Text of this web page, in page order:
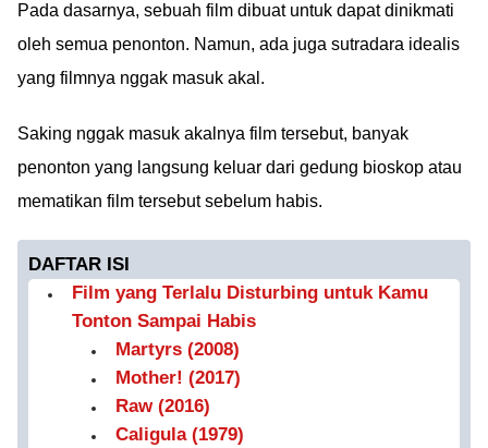
Pada dasarnya, sebuah film dibuat untuk dapat dinikmati
oleh semua penonton. Namun, ada juga sutradara idealis
yang filmnya nggak masuk akal.
Saking nggak masuk akalnya film tersebut, banyak
penonton yang langsung keluar dari gedung bioskop atau
mematikan film tersebut sebelum habis.
DAFTAR ISI
Film yang Terlalu Disturbing untuk Kamu
Tonton Sampai Habis
Martyrs (2008)
Mother! (2017)
Raw (2016)
Caligula (1979)